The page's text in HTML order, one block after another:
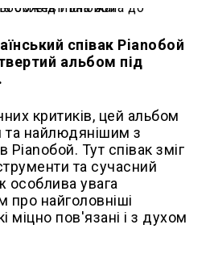
співак Pianoбой
альбом під
критиків, цей альбом
та найлюдянішим з
Pianoбой. Тут співак зміг
та сучасний
особлива увага
про найголовніші
міцно пов'язані і з духом